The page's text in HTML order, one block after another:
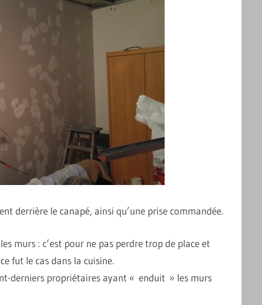
derrière le canapé, ainsi qu’une prise commandée.
murs : c’est pour ne pas perdre trop de place et
fut le cas dans la cuisine.
derniers propriétaires ayant « enduit » les murs